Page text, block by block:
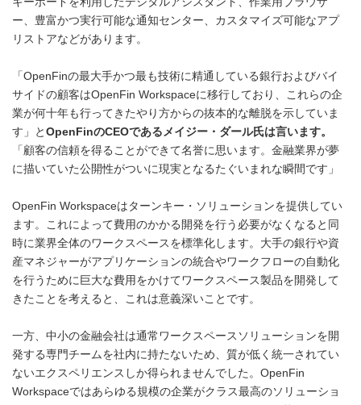
ー、豊富かつ実行可能な通知センター、カスタマイズ可能なアプ
リストアなどがあります。
「OpenFinの最大手かつ最も技術に精通している銀行およびバイ
サイドの顧客はOpenFin Workspaceに移行しており、これらの企
業が何十年も行ってきたやり方からの抜本的な離脱を示していま
す」と OpenFinのCEOであるメイジー・ダール氏は言います。
「顧客の信頼を得ることができて名誉に思います。金融業界が夢
に描いていた公開性がついに現実となるたぐいまれな瞬間です」
OpenFin Workspaceはターンキー・ソリューションを提供してい
ます。これによって費用のかかる開発を行う必要がなくなると同
時に業界全体のワークスペースを標準化します。大手の銀行や資
産マネジャーがアプリケーションの統合やワークフローの自動化
を行うために巨大な費用をかけてワークスペース製品を開発して
きたことを考えると、これは意義深いことです。
一方、中小の金融会社は通常ワークスペースソリューションを開
発する専門チームを社内に持たないため、質が低く統一されてい
ないエクスペリエンスしか得られませんでした。OpenFin
Workspaceではあらゆる規模の企業がクラス最高のソリューショ